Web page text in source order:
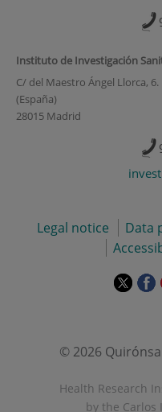
Instituto de Investigación
C/ del Maestro Ángel Llorca,
(España)
28015 Madrid
Legal notice Data
This
in
pop-
up
© 2026
Health Research
by the Carlos